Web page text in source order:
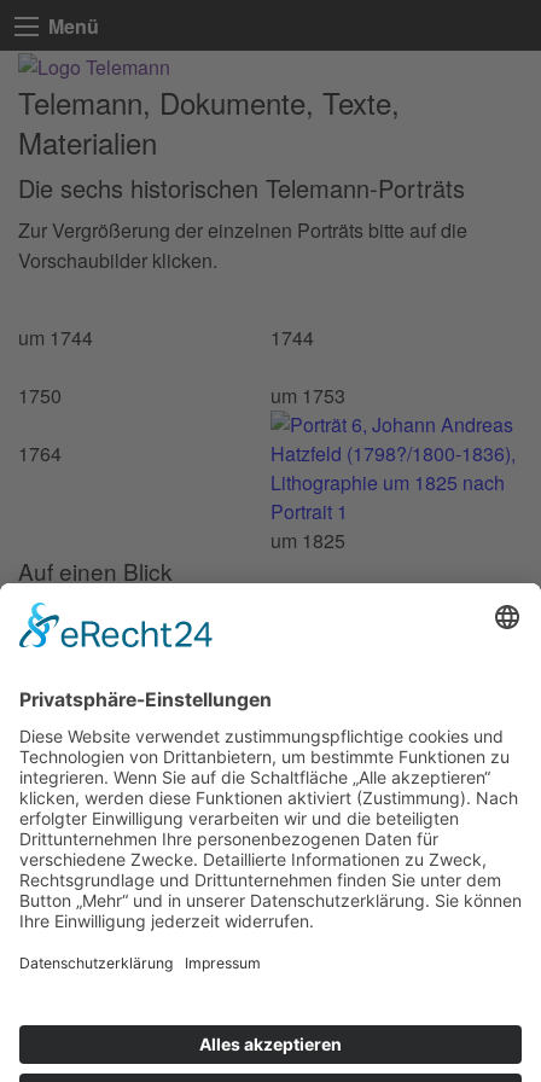
Menü
Telemann, Dokumente, Texte,
Materialien
Die sechs historischen Telemann-Porträts
Zur Vergrößerung der einzelnen Porträts bitte auf die
Vorschaubilder klicken.
um 1744 1744
1750 um 1753
1764
um 1825
Auf einen Blick
Forschung
Musikalien-Leihmaterial
Publikationen
Links
Aktuelles
06.02.25
Neuer Telemann-Konferenzbericht erschienen
11.12.24
Prof. Dr. Wolfgang Hirschmann erhält den Georg-Philipp-
Telemann-Preis 2025
Telemann-Zentrum zu Gast in Brüssel
Veranstaltungen